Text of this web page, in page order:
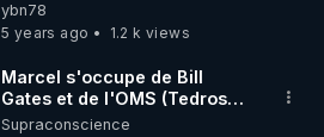
ybn78
5 years ago
1.2 k views
Marcel s'occupe de Bill
Gates et de l'OMS (Tedros
Adhanom)
Supraconscience